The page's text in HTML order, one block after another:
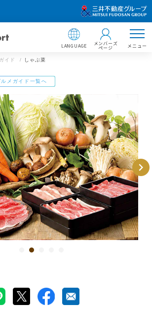
LANGUAGE メンバーズ
ページ メニュー
田
県磐田市高見丘1200番地
】
フェ：10：00～21：00／レストラ
：00
る店舗がございます。
舗によって異なります。
磐田のWEBサイト
1200番地
park.com/gourmet/lalaport/iwata/g0022
Facebookでシェア LINEで送る
イド しゃぶ菜
メガイド一覧へ